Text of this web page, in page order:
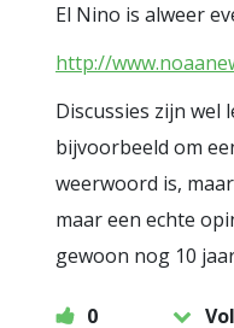
El Nino is alweer
http://
Discussies zijn wel
bijvoorbeeld om
weerwoord is,
maar een echte
gewoon nog 10
0